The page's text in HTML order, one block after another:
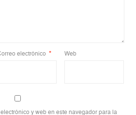
electrónico * Web
y web en este navegador para la